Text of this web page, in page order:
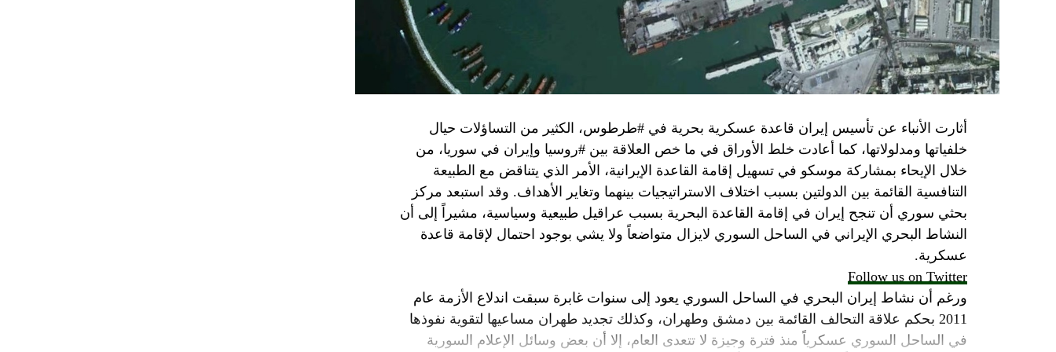
الجدية تقتضي أن يجري توافق على حكومة وفاق وطني.
الأمن الإسرائيلي يقول أنه لا يوجد سبب أمني للتواجد في محوار فيلادلفيا، ونتنياهو لا يريد الإصغاء.
SkyNewsArabia
أثارت الأنباء عن تأسيس إيران قاعدة عسكرية بحرية في #طرطوس، الكثير من التساؤلات حيال
خلفياتها ومدلولاتها، كما أعادت خلط الأوراق في ما خص العلاقة بين #روسيا وإيران في سوريا، من
خلال الإيحاء بمشاركة موسكو في تسهيل إقامة القاعدة الإيرانية، الأمر الذي يتناقض مع الطبيعة
التنافسية القائمة بين الدولتين بسبب اختلاف الاستراتيجيات بينهما وتغاير الأهداف. وقد استبعد مركز
بحثي سوري أن تنجح إيران في إقامة القاعدة البحرية بسبب عراقيل طبيعية وسياسية، مشيراً إلى أن
النشاط البحري الإيراني في الساحل السوري لايزال متواضعاً ولا يشي بوجود احتمال لإقامة قاعدة
عسكرية.
Follow us on Twitter
ورغم أن نشاط إيران البحري في الساحل السوري يعود إلى سنوات غابرة سبقت اندلاع الأزمة عام
2011 بحكم علاقة التحالف القائمة بين دمشق وطهران، وكذلك تجديد طهران مساعيها لتقوية نفوذها
في الساحل السوري عسكرياً منذ فترة وجيزة لا تتعدى العام، إلا أن بعض وسائل الإعلام السورية